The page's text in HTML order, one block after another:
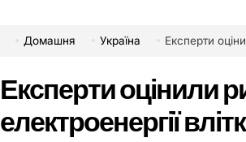
Домашня Україна Експерти
Експерти оцінили
електроенергії